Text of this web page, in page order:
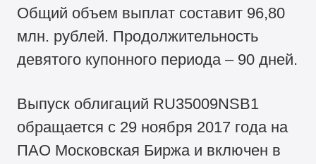
Общий объем выплат составит 96,80
млн. рублей. Продолжительность
девятого купонного периода – 90 дней.
Выпуск облигаций RU35009NSB1
обращается с 29 ноября 2017 года на
ПАО Московская Биржа и включен в